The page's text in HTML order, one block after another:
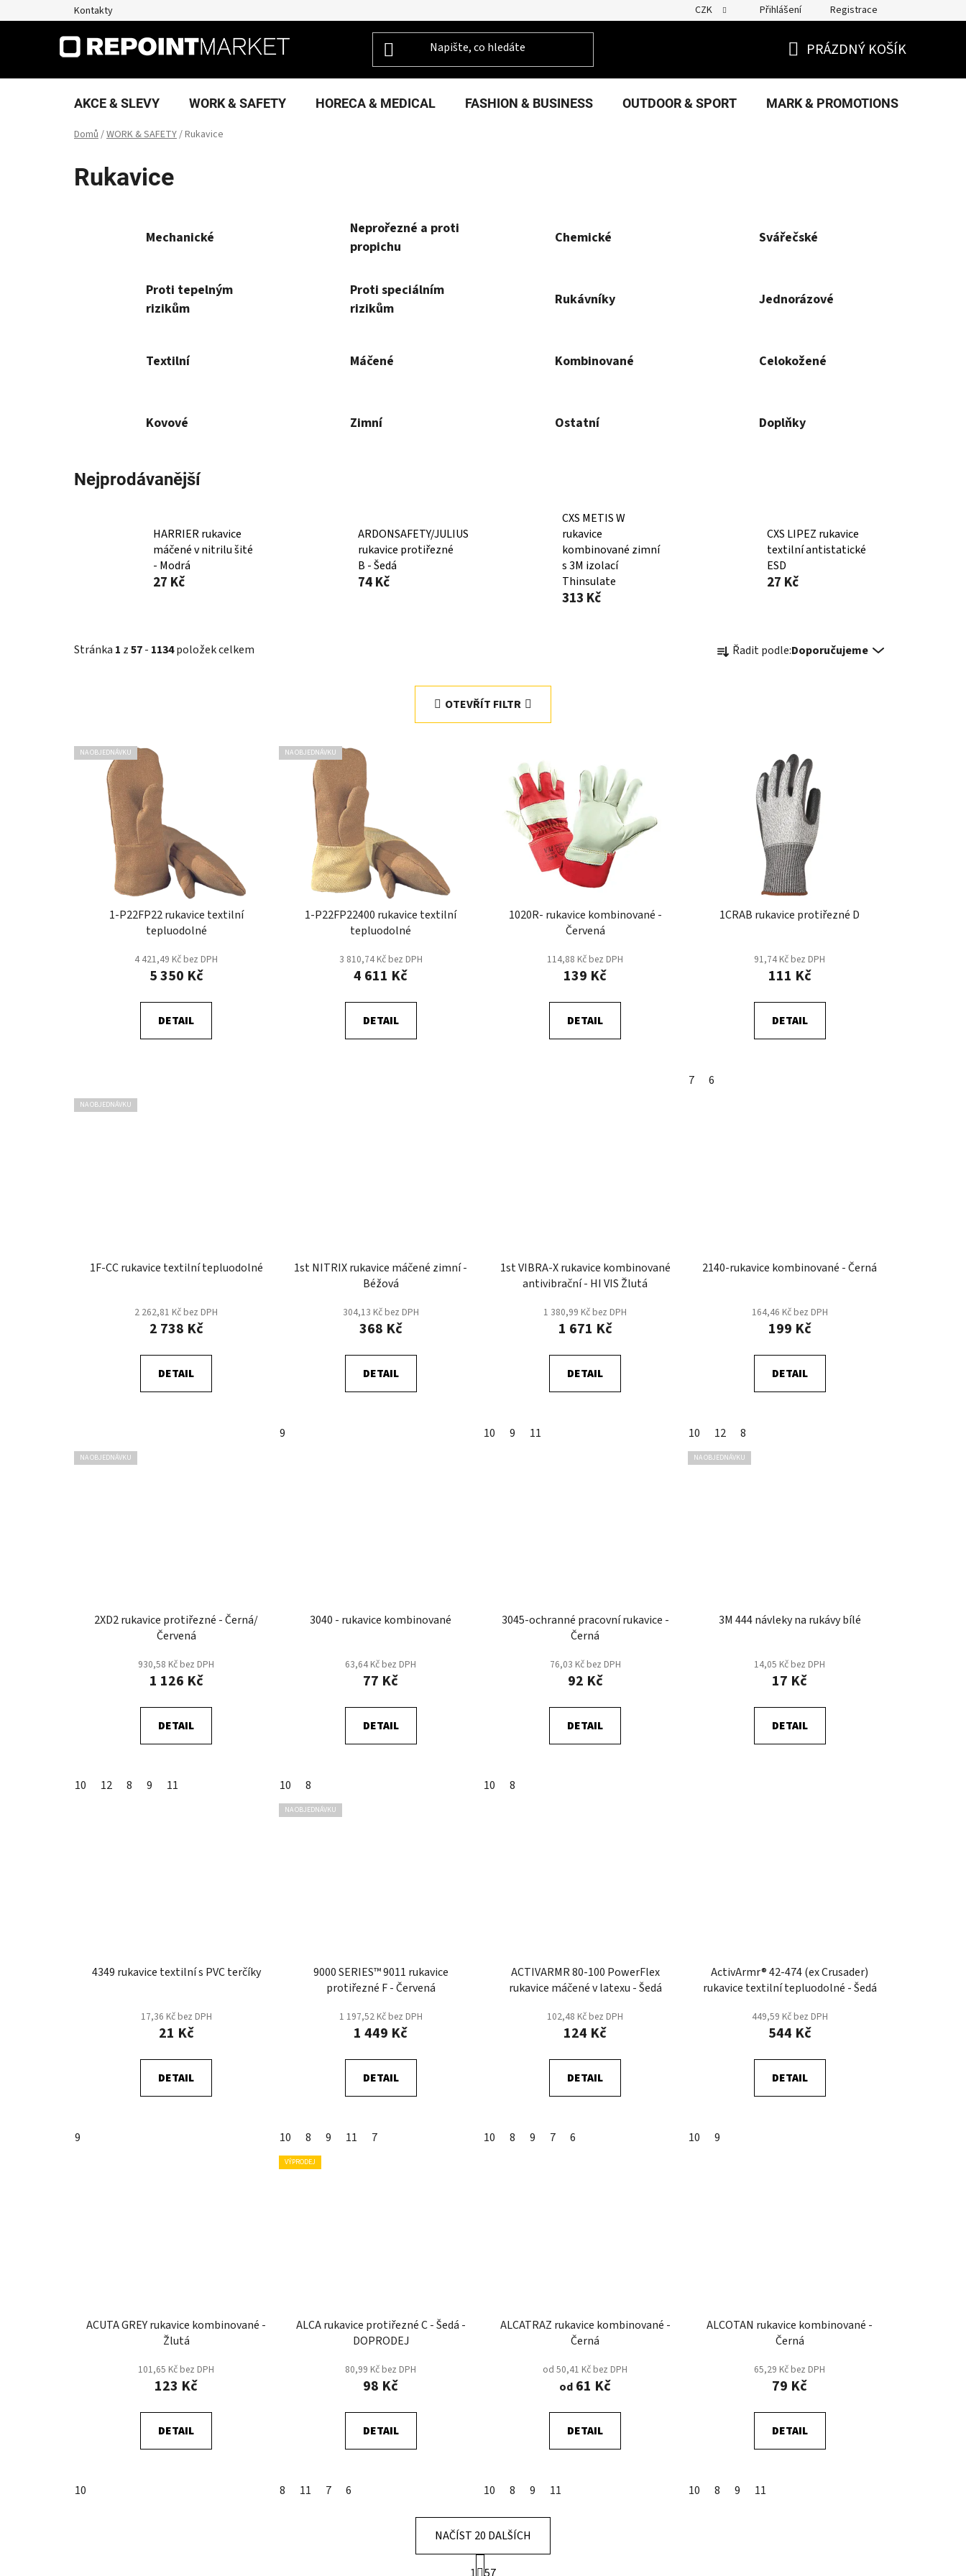
na
Kontakty CZK Přihlášení Registrace
KOŠÍK
PRÁZDNÝ KOŠÍK
AKCE & SLEVY WORK & SAFETY HORECA & MEDICAL FASHION & BUSINESS OUTDOOR & SPORT MARK & PROMOTIONS
Domů/WORK & SAFETY/Rukavice
Rukavice
Mechanické
Neprořezné a proti
propichu
Chemické Svářečské
Proti tepelným
rizikům
Proti speciálním
rizikům
Rukávníky Jednorázové
Textilní Máčené Kombinované Celokožené
Kovové Zimní Ostatní Doplňky
Nejprodávanější
HARRIER rukavice
máčené v nitrilu šité
- Modrá
27 Kč
ARDONSAFETY/JULIUS
rukavice protiřezné
B - Šedá
74 Kč
CXS METIS W
rukavice
kombinované zimní
s 3M izolací
Thinsulate
313 Kč
CXS LIPEZ rukavice
textilní antistatické
ESD
27 Kč
Stránka 1 z57- 1134položek celkem
a Řadit podle:Doporučujeme
OTEVŘÍT FILTR
V
ý
NA OBJEDNÁVKU
1-P22FP22 rukavice textilní
tepluodolné
4 421,49 Kč bez DPH
5 350 Kč
DETAIL
NA OBJEDNÁVKU
1-P22FP22400 rukavice textilní
tepluodolné
3 810,74 Kč bez DPH
4 611 Kč
DETAIL
1020R- rukavice kombinované -
Červená
114,88 Kč bez DPH
139 Kč
DETAIL
1CRAB rukavice protiřezné D
91,74 Kč bez DPH
111 Kč
DETAIL
7 6
NA OBJEDNÁVKU
1F-CC rukavice textilní tepluodolné
2 262,81 Kč bez DPH
2 738 Kč
DETAIL
1st NITRIX rukavice máčené zimní -
Béžová
304,13 Kč bez DPH
368 Kč
DETAIL
9
1st VIBRA-X rukavice kombinované
antivibrační - HI VIS Žlutá
1 380,99 Kč bez DPH
1 671 Kč
DETAIL
10 9 11
2140-rukavice kombinované - Černá
164,46 Kč bez DPH
199 Kč
DETAIL
10 12 8
NA OBJEDNÁVKU
2XD2 rukavice protiřezné - Černá/
Červená
930,58 Kč bez DPH
1 126 Kč
DETAIL
10 12 8 9 11
3040 - rukavice kombinované
63,64 Kč bez DPH
77 Kč
DETAIL
10 8
3045-ochranné pracovní rukavice -
Černá
76,03 Kč bez DPH
92 Kč
DETAIL
10 8
NA OBJEDNÁVKU
3M 444 návleky na rukávy bílé
14,05 Kč bez DPH
17 Kč
DETAIL
4349 rukavice textilní s PVC terčíky
17,36 Kč bez DPH
21 Kč
DETAIL
9
NA OBJEDNÁVKU
9000 SERIES™ 9011 rukavice
protiřezné F - Červená
1 197,52 Kč bez DPH
1 449 Kč
DETAIL
10 8 9 11 7
ACTIVARMR 80-100 PowerFlex
rukavice máčené v latexu - Šedá
102,48 Kč bez DPH
124 Kč
DETAIL
10 8 9 7 6
ActivArmr® 42-474 (ex Crusader)
rukavice textilní tepluodolné - Šedá
449,59 Kč bez DPH
544 Kč
DETAIL
10 9
ACUTA GREY rukavice kombinované -
Žlutá
101,65 Kč bez DPH
123 Kč
DETAIL
10
VÝPRODEJ
ALCA rukavice protiřezné C - Šedá -
DOPRODEJ
80,99 Kč bez DPH
98 Kč
DETAIL
8 11 7 6
ALCATRAZ rukavice kombinované -
Černá
od 50,41 Kč bez DPH
od 61 Kč
DETAIL
10 8 9 11
ALCOTAN rukavice kombinované -
Černá
65,29 Kč bez DPH
79 Kč
DETAIL
10 8 9 11
NAČÍST 20 DALŠÍCH
S